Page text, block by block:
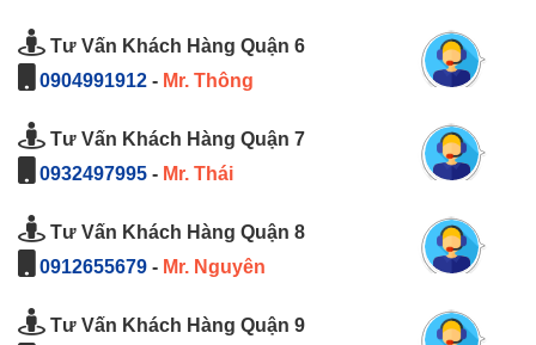
Tư Vấn Khách Hàng Quận 6
0904991912 - Mr. Thông
Tư Vấn Khách Hàng Quận 7
0932497995 - Mr. Thái
Tư Vấn Khách Hàng Quận 8
0912655679 - Mr. Nguyên
Tư Vấn Khách Hàng Quận 9